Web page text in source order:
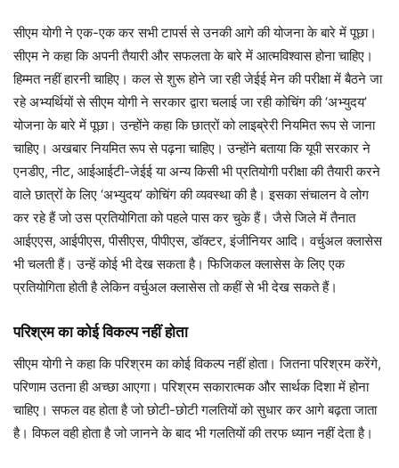
सीएम योगी ने एक-एक कर सभी टापर्स से उनकी आगे की योजना के बारे में पूछा।
सीएम ने कहा कि अपनी तैयारी और सफलता के बारे में आत्‍मविश्‍वास होना चाहिए।
हिम्‍मत नहीं हारनी चाहिए। कल से शुरू होने जा रही जेईई मेन की परीक्षा में बैठने जा
रहे अभ्‍यर्थियों से सीएम योगी ने सरकार द्वारा चलाई जा रही कोचिंग की ‘अभ्‍युदय’
योजना के बारे में पूछा। उन्‍होंने कहा कि छात्रों को लाइब्रेरी नियमित रूप से जाना
चाहिए। अखबार नियमित रूप से पढ़ना चाहिए। उन्‍होंने बताया कि यूपी सरकार ने
एनडीए, नीट, आईआईटी-जेईई या अन्‍य किसी भी प्रतियोगी परीक्षा की तैयारी करने
वाले छात्रों के लिए ‘अभ्‍युदय’ कोचिंग की व्‍यवस्‍था की है। इसका संचालन वे लोग
कर रहे हैं जो उस प्रतियोगिता को पहले पास कर चुके हैं। जैसे जिले में तैनात
आईएएस, आईपीएस, पीसीएस, पीपीएस, डॉक्‍टर, इंजीनियर आदि। वर्चुअल क्‍लासेस
भी चलती हैं। उन्‍हें कोई भी देख सकता है। फिजिकल क्‍लासेस के लिए एक
प्रतियोगिता होती है लेकिन वर्चुअल क्‍लासेस तो कहीं से भी देख सकते हैं।
परिश्रम का कोई विकल्‍प नहीं होता
सीएम योगी ने कहा कि परिश्रम का कोई विकल्प नहीं होता। जितना परिश्रम करेंगे,
परिणाम उतना ही अच्छा आएगा। परिश्रम सकारात्मक और सार्थक दिशा में होना
चाहिए। सफल वह होता है जो छोटी-छोटी गलतियों को सुधार कर आगे बढ़ता जाता
है। विफल वही होता है जो जानने के बाद भी गलतियों की तरफ ध्यान नहीं देता है।